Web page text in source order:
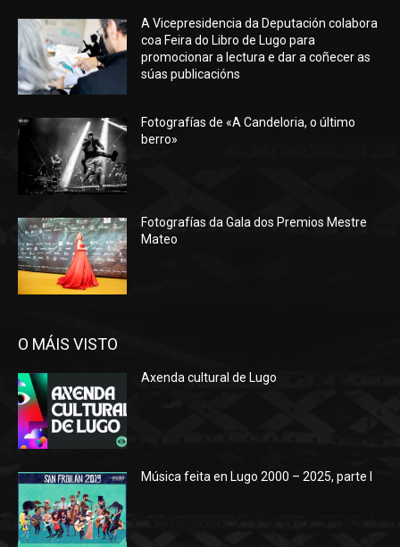
A Vicepresidencia da Deputación colabora
coa Feira do Libro de Lugo para
promocionar a lectura e dar a coñecer as
súas publicacións
Fotografías de «A Candeloria, o último
berro»
Fotografías da Gala dos Premios Mestre
Mateo
O MÁIS VISTO
Axenda cultural de Lugo
Música feita en Lugo 2000 – 2025, parte I